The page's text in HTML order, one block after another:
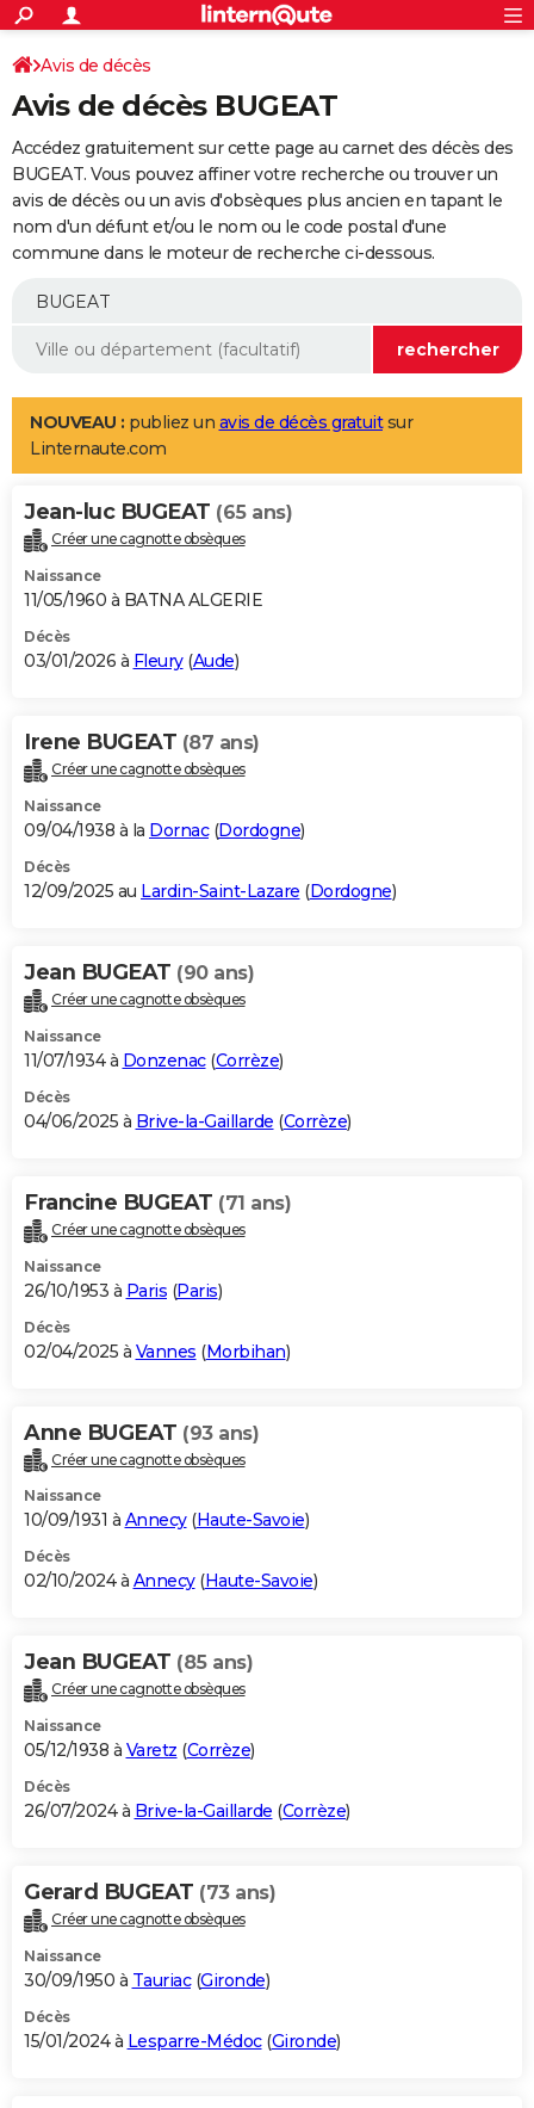
ACTUALITÉS
Politique
Société
Faits Divers
Education
Monde
Villes
+
SPORT
Coupe du monde 2026
Football
Tennis
Cyclisme
Rugby
Forum
Programme TV
TNT
Streaming
Cinéma
Sorties cinéma
Musique
+
FINANCE
Retraite
Epargne
Immobilier
Risques naturels par ville
Banque
Assurance
AUTO
Essais
Réserver un essai
Citadines
Berlines
SUV
Forum auto
+
Mobiles
Meilleur smartphone
Internet
Ordinateurs
Jeux vidéo
Guide high-tech
Aménagement intérieur
LIFESTYLE
Art de vivre
Bien-être
Loisirs
Mode
Modes de vie
Alimentation
Guide de la santé
Maladies
Médicaments
Sommeil
VOYAGE
Destinations
City break
Voyage nature
Voyage de noces
Forum
Climat
+PHOTO
GUIDES D'ACHAT
BONS PLANS
Carte de Noël
Carte Bonne année
Carte Saint-Valentin
Carte Pâques
Carte d'anniversaire
DICTIONNAIRE
Dictionnaire
Biographies
Citations
Expressions
Proverbes
PROGRAMME TV
S'inscrire
Se connecter
Lycées
Collèges
Primaires
Universités
Entreprises
Service militaire
Avis de recherche
AVIS DE DÉCÈS
Bricolage
Lifestyle
Culture
Sport
Auto
Television
Voyage
Cinema
Avis de décès
Avis de décès BUGEAT
Accédez gratuitement sur cette page au carnet des décès des
BUGEAT. Vous pouvez affiner votre recherche ou trouver un
avis de décès ou un avis d'obsèques plus ancien en tapant le
nom d'un défunt et/ou le nom ou le code postal d'une
commune dans le moteur de recherche ci-dessous.
NOUVEAU : publiez un avis de décès gratuitsur
Linternaute.com
Jean-luc BUGEAT (65 ans)
Créer une cagnotte obsèques
Naissance
11/05/1960 à BATNA ALGERIE
Décès
03/01/2026 à Fleury(Aude)
Irene BUGEAT (87 ans)
Créer une cagnotte obsèques
Naissance
09/04/1938 à la Dornac(Dordogne)
Décès
12/09/2025 au Lardin-Saint-Lazare (Dordogne)
Jean BUGEAT (90 ans)
Créer une cagnotte obsèques
Naissance
11/07/1934 à Donzenac(Corrèze)
Décès
04/06/2025 à Brive-la-Gaillarde (Corrèze)
Francine BUGEAT (71 ans)
Créer une cagnotte obsèques
Naissance
26/10/1953 à Paris (Paris)
Décès
02/04/2025 à Vannes (Morbihan)
Anne BUGEAT (93 ans)
Créer une cagnotte obsèques
Naissance
10/09/1931 à Annecy(Haute-Savoie)
Décès
02/10/2024 à Annecy(Haute-Savoie)
Jean BUGEAT (85 ans)
Créer une cagnotte obsèques
Naissance
05/12/1938 à Varetz (Corrèze)
Décès
26/07/2024 à Brive-la-Gaillarde (Corrèze)
Gerard BUGEAT (73 ans)
Créer une cagnotte obsèques
Naissance
30/09/1950 à Tauriac(Gironde)
Décès
15/01/2024 à Lesparre-Médoc(Gironde)